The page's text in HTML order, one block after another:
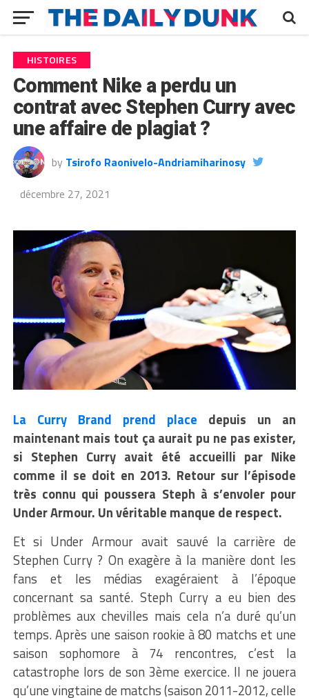
HISTOIRES
Comment Nike a perdu un
contrat avec Stephen Curry avec
une affaire de plagiat ?
by Tsirofo Raonivelo-Andriamiharinosy
décembre 27, 2021
La Curry Brand prend place depuis un an
maintenant mais tout ça aurait pu ne pas exister,
si Stephen Curry avait été accueilli par Nike
comme il se doit en 2013. Retour sur l’épisode
très connu qui poussera Steph à s’envoler pour
Under Armour. Un véritable manque de respect.
Et si Under Armour avait sauvé la carrière de
Stephen Curry ? On exagère à la manière dont les
fans et les médias exagéraient à l’époque
concernant sa santé. Steph Curry a eu bien des
problèmes aux chevilles mais cela n’a duré qu’un
temps. Après une saison rookie à 80 matchs et une
saison sophomore à 74 rencontres, c’est la
catastrophe lors de son 3ème exercice. Il ne jouera
qu’une vingtaine de matchs (saison 2011-2012, celle